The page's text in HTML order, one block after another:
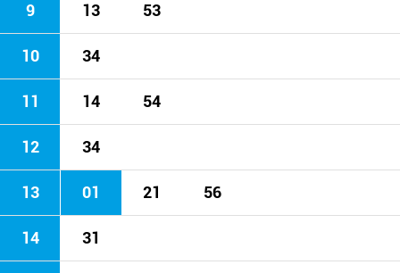
9 13 53
10 34
11 14 54
12 34
13 01 21 56
14 31